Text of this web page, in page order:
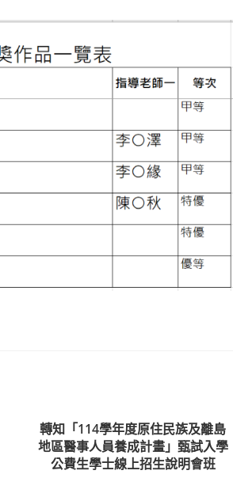
轉知「114學年度原住民族及離島
地區醫事人員養成計畫」甄試入學
公費生學士線上招生說明會班